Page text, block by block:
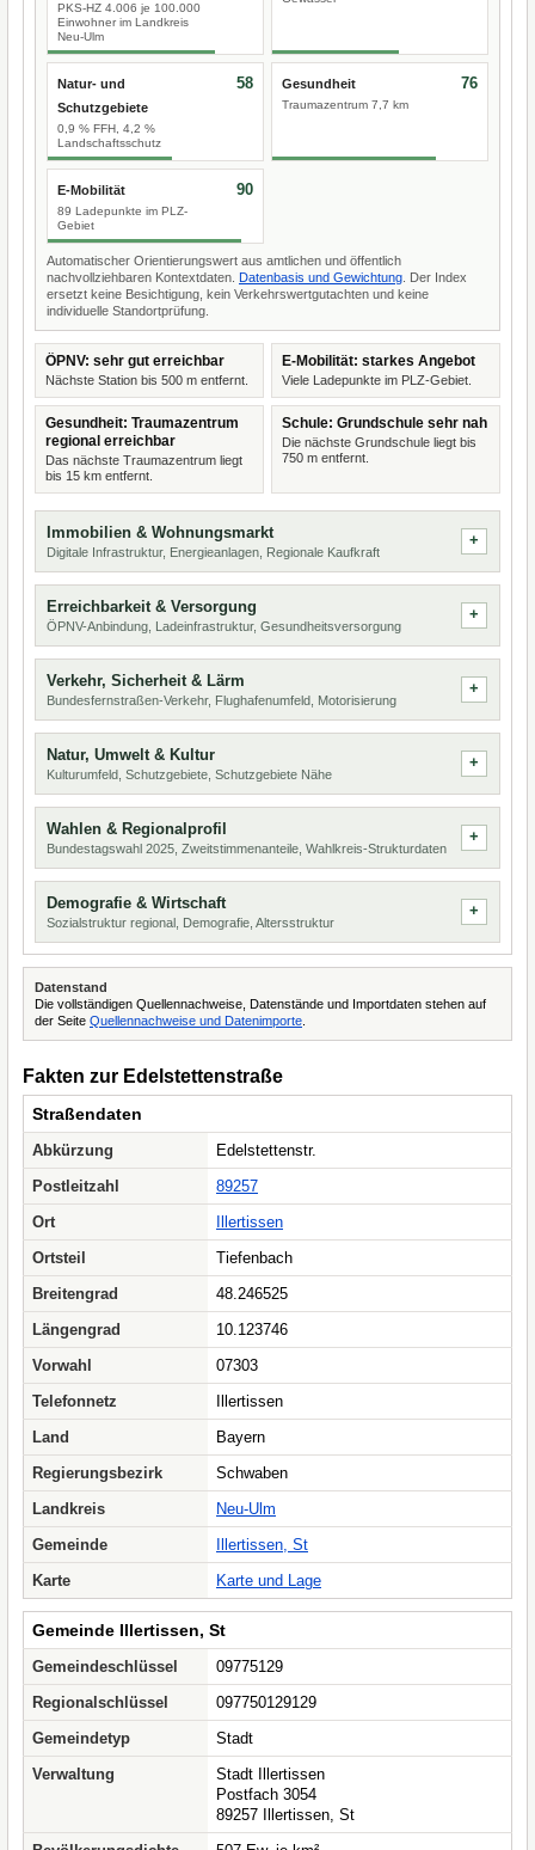
PKS-HZ 4.006 je 100.000
Einwohner im Landkreis
Neu-Ulm
Natur- und
Schutzgebiete
0,9 % FFH, 4,2 %
Landschaftsschutz
58 Gesundheit
Traumazentrum 7,7 km
76
E-Mobilität
89 Ladepunkte im PLZ-
Gebiet
90
Automatischer Orientierungswert aus amtlichen und öffentlich
nachvollziehbaren Kontextdaten. Datenbasis und Gewichtung . Der Index
ersetzt keine Besichtigung, kein Verkehrswertgutachten und keine
individuelle Standortprüfung.
ÖPNV: sehr gut erreichbar
Nächste Station bis 500 m entfernt.
E-Mobilität: starkes Angebot
Viele Ladepunkte im PLZ-Gebiet.
Gesundheit: Traumazentrum
regional erreichbar
Das nächste Traumazentrum liegt
bis 15 km entfernt.
Schule: Grundschule sehr nah
Die nächste Grundschule liegt bis
750 m entfernt.
Immobilien & Wohnungsmarkt
Digitale Infrastruktur, Energieanlagen, Regionale Kaufkraft
Erreichbarkeit & Versorgung
ÖPNV-Anbindung, Ladeinfrastruktur, Gesundheitsversorgung
Verkehr, Sicherheit & Lärm
Bundesfernstraßen-Verkehr, Flughafenumfeld, Motorisierung
Natur, Umwelt & Kultur
Kulturumfeld, Schutzgebiete, Schutzgebiete Nähe
Wahlen & Regionalprofil
Bundestagswahl 2025, Zweitstimmenanteile, Wahlkreis-Strukturdaten
Demografie & Wirtschaft
Sozialstruktur regional, Demografie, Altersstruktur
Datenstand
Die vollständigen Quellennachweise, Datenstände und Importdaten stehen auf
der Seite Quellennachweise und Datenimporte
Fakten zur Edelstettenstraße
Straßendaten
Abkürzung
Edelstettenstr.
Postleitzahl
89257
Ort
Illertissen
Ortsteil
Tiefenbach
Breitengrad
48.246525
Längengrad
10.123746
Vorwahl
07303
Telefonnetz
Illertissen
Land
Bayern
Regierungsbezirk
Schwaben
Landkreis
Neu-Ulm
Gemeinde
Illertissen, St
Karte
Karte und Lage
Gemeinde Illertissen, St
Gemeindeschlüssel
09775129
Regionalschlüssel
097750129129
Gemeindetyp
Stadt
Verwaltung
Stadt Illertissen
Postfach 3054
89257 Illertissen, St